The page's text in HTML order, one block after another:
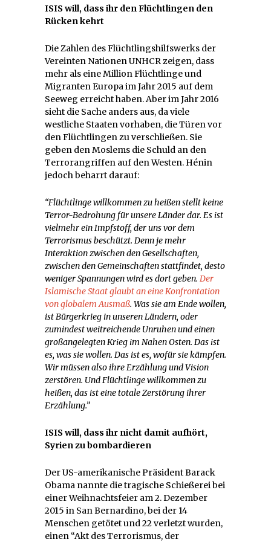
ISIS will, dass ihr den Flüchtlingen den
Rücken kehrt
Die Zahlen des Flüchtlingshilfswerks der
Vereinten Nationen UNHCR zeigen, dass
mehr als eine Million Flüchtlinge und
Migranten Europa im Jahr 2015 auf dem
Seeweg erreicht haben. Aber im Jahr 2016
sieht die Sache anders aus, da viele
westliche Staaten vorhaben, die Türen vor
den Flüchtlingen zu verschließen. Sie
geben den Moslems die Schuld an den
Terrorangriffen auf den Westen. Hénin
jedoch beharrt darauf:
“Flüchtlinge willkommen zu heißen stellt keine
Terror-Bedrohung für unsere Länder dar. Es ist
vielmehr ein Impfstoff, der uns vor dem
Terrorismus beschützt. Denn je mehr
Interaktion zwischen den Gesellschaften,
zwischen den Gemeinschaften stattfindet, desto
weniger Spannungen wird es dort geben. Der
Islamische Staat glaubt an eine Konfrontation
von globalem Ausmaß. Was sie am Ende wollen,
ist Bürgerkrieg in unseren Ländern, oder
zumindest weitreichende Unruhen und einen
großangelegten Krieg im Nahen Osten. Das ist
es, was sie wollen. Das ist es, wofür sie kämpfen.
Wir müssen also ihre Erzählung und Vision
zerstören. Und Flüchtlinge willkommen zu
heißen, das ist eine totale Zerstörung ihrer
Erzählung.”
ISIS will, dass ihr nicht damit aufhört,
Syrien zu bombardieren
Der US-amerikanische Präsident Barack
Obama nannte die tragische Schießerei bei
einer Weihnachtsfeier am 2. Dezember
2015 in San Bernardino, bei der 14
Menschen getötet und 22 verletzt wurden,
einen “Akt des Terrorismus, der